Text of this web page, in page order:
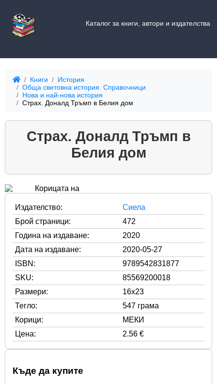
Каталог за книги, автори и издателства
Книги
История
Обща световна история. Справочници
Нова и най-нова история
Страх. Доналд Тръмп в Белия дом
Страх. Доналд Тръмп в
Белия дом
Издателство:
Сиела
Брой страници:
472
Година на издаване:
2020
Дата на издаване:
2020-05-27
ISBN:
9789542831877
SKU:
85569200018
Размери:
16x23
Тегло:
547 грама
Корици:
МЕКИ
Цена:
2.56 €
Къде да купите